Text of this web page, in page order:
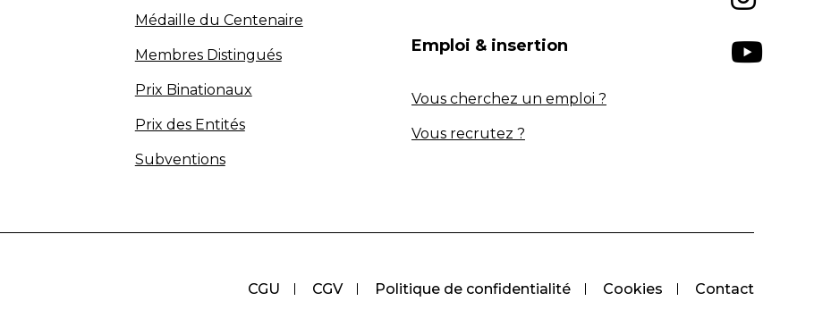
Médaille du Centenaire
Membres Distingués
Prix Binationaux
Prix des Entités
Subventions
Emploi & insertion
Vous cherchez un emploi ?
Vous recrutez ?
CGU CGV Politique de confidentialité Cookies Contact